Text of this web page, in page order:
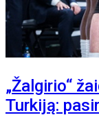
„Žalgirio“
Turkiją: